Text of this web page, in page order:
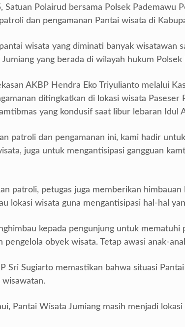
Satuan Polairud bersama Polsek Pademawu
dan pengamanan Pantai wisata di
wisata yang diminati banyak wisatawan
Jumiang yang berada di wilayah hukum
AKBP Hendra Eko Triyulianto melalui
ditingkatkan di lokasi wisata Paseser
yang kondusif saat libur lebaran Idul
patroli dan pengamanan ini, kami hadir
juga untuk mengantisipasi gangguan
patroli, petugas juga memberikan
lokasi wisata guna mengantisipasi hal-hal
kepada pengunjung untuk
pengelola obyek wisata. Tetap awasi anak-
Sri Sugiarto memastikan bahwa situasi
wisawatan.
Pantai Wisata Jumiang masih menjadi